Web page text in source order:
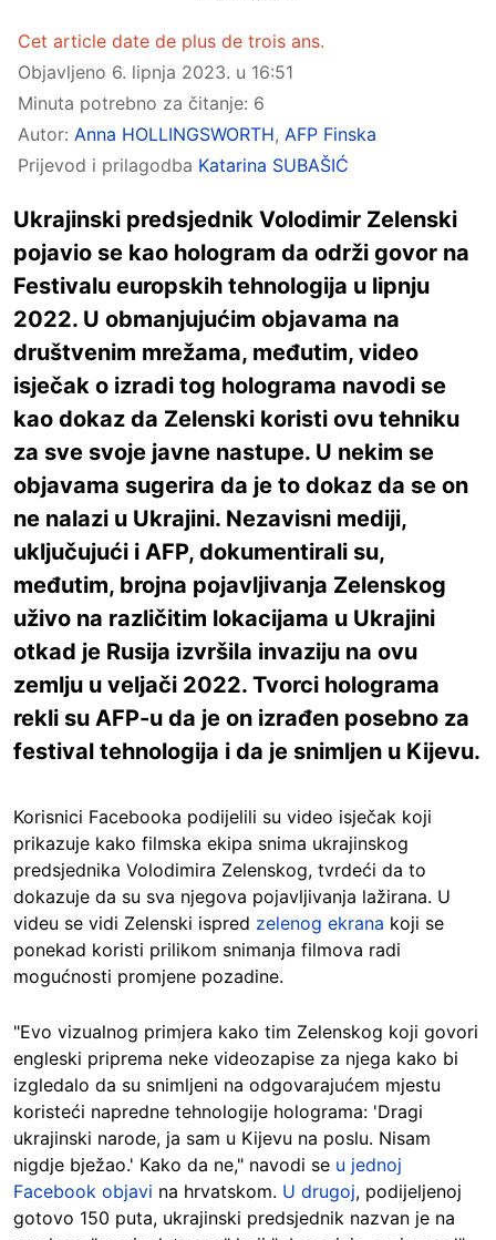
Cet article date de plus de trois ans.
Objavljeno 6. lipnja 2023. u 16:51
Minuta potrebno za čitanje: 6
Autor: Anna HOLLINGSWORTH, AFP Finska
Prijevod i prilagodba Katarina SUBAŠIĆ
Ukrajinski predsjednik Volodimir Zelenski
pojavio se kao hologram da održi govor na
Festivalu europskih tehnologija u lipnju
2022. U obmanjujućim objavama na
društvenim mrežama, međutim, video
isječak o izradi tog holograma navodi se
kao dokaz da Zelenski koristi ovu tehniku
za sve svoje javne nastupe. U nekim se
objavama sugerira da je to dokaz da se on
ne nalazi u Ukrajini. Nezavisni mediji,
uključujući i AFP, dokumentirali su,
međutim, brojna pojavljivanja Zelenskog
uživo na različitim lokacijama u Ukrajini
otkad je Rusija izvršila invaziju na ovu
zemlju u veljači 2022. Tvorci holograma
rekli su AFP-u da je on izrađen posebno za
festival tehnologija i da je snimljen u Kijevu.
Korisnici Facebooka podijelili su video isječak koji
prikazuje kako filmska ekipa snima ukrajinskog
predsjednika Volodimira Zelenskog, tvrdeći da to
dokazuje da su sva njegova pojavljivanja lažirana. U
videu se vidi Zelenski ispred zelenog ekrana koji se
ponekad koristi prilikom snimanja filmova radi
mogućnosti promjene pozadine.
"Evo vizualnog primjera kako tim Zelenskog koji govori
engleski priprema neke videozapise za njega kako bi
izgledalo da su snimljeni na odgovarajućem mjestu
koristeći napredne tehnologije holograma: 'Dragi
ukrajinski narode, ja sam u Kijevu na poslu. Nisam
nigdje bježao.' Kako da ne," navodi se u jednoj
Facebook objavi na hrvatskom. U drugoj, podijeljenoj
gotovo 150 puta, ukrajinski predsjednik nazvan je na